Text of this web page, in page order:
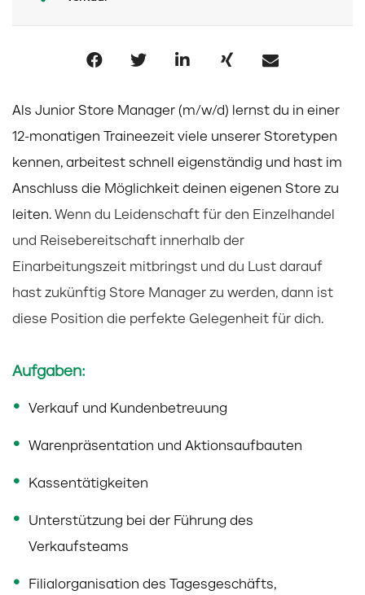
Als Junior Store Manager (m/w/d) lernst du in einer
12-monatigen Traineezeit viele unserer Storetypen
kennen, arbeitest schnell eigenständig und hast im
Anschluss die Möglichkeit deinen eigenen Store zu
leiten. Wenn du Leidenschaft für den Einzelhandel
und Reisebereitschaft innerhalb der
Einarbeitungszeit mitbringst und du Lust darauf
hast zukünftig Store Manager zu werden, dann ist
diese Position die perfekte Gelegenheit für dich.
Aufgaben:
Verkauf und Kundenbetreuung
Warenpräsentation und Aktionsaufbauten
Kassentätigkeiten
Unterstützung bei der Führung des
Verkaufsteams
Filialorganisation des Tagesgeschäfts,